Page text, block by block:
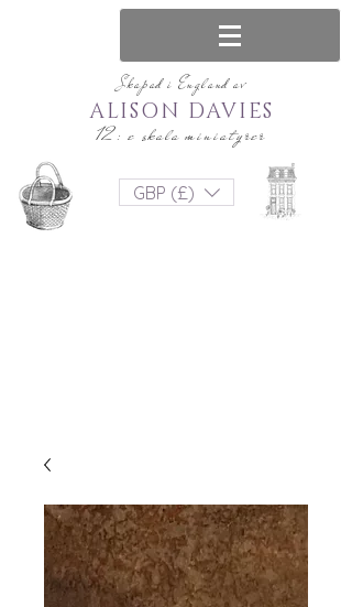
Skapad i England av
12: e skala miniatyrer
ALISON DAVIES
GBP (£)